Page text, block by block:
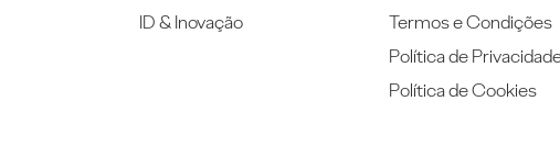
ID & Inovação
Termos e Condições
Política de
Política de Cookies